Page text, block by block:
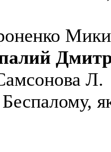
Л.
Беспалому,